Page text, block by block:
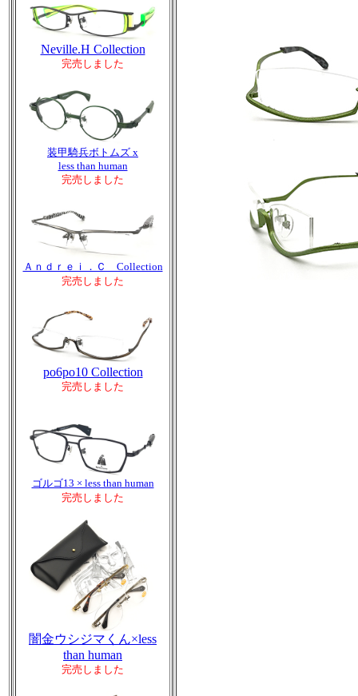
Neville.H Collection
完売しました
装甲騎兵ボトムズ x
less than human
完売しました
Ａｎｄｒｅｉ．Ｃ Collection
完売しました
po6po10 Collection
完売しました
ゴルゴ13 × less than human
完売しました
闇金ウシジマくん×less
than human
完売しました